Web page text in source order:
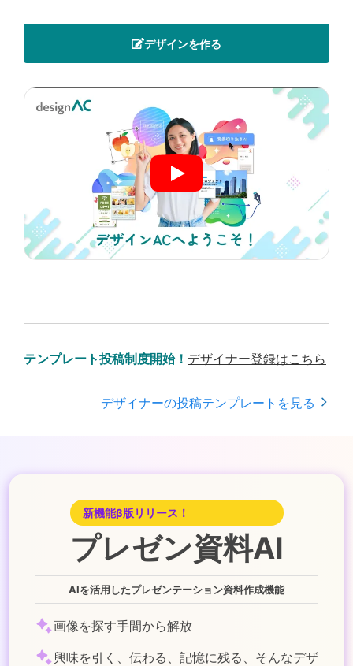
デザインを作る
テンプレート投稿制度開始！ デザイナー登録はこちら
デザイナーの投稿テンプレートを見る
新機能β版リリース！
プレゼン資料AI
AIを活用したプレゼンテーション資料作成機能
画像を探す手間から解放
興味を引く、伝わる、記憶に残る、そんなデザ